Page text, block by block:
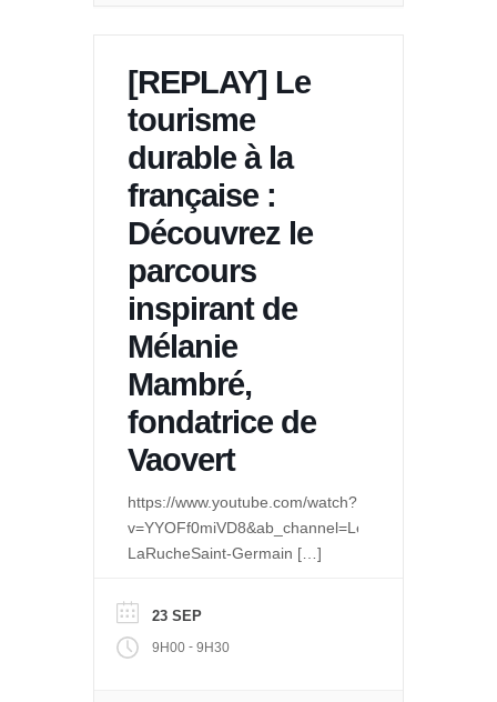
[REPLAY] Le
tourisme
durable à la
française :
Découvrez le
parcours
inspirant de
Mélanie
Mambré,
fondatrice de
Vaovert
https://www.youtube.com/watch?
v=YYOFf0miVD8&ab_channel=LeQuaidesPossibles-
LaRucheSaint-Germain […]
23 SEP
9H00 - 9H30